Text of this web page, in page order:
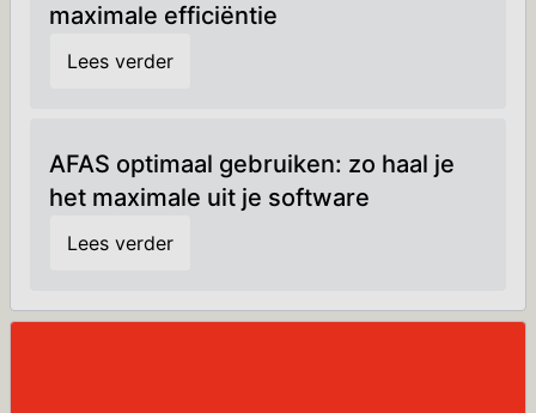
maximale efficiëntie
Lees verder
AFAS optimaal gebruiken: zo haal je
het maximale uit je software
Lees verder